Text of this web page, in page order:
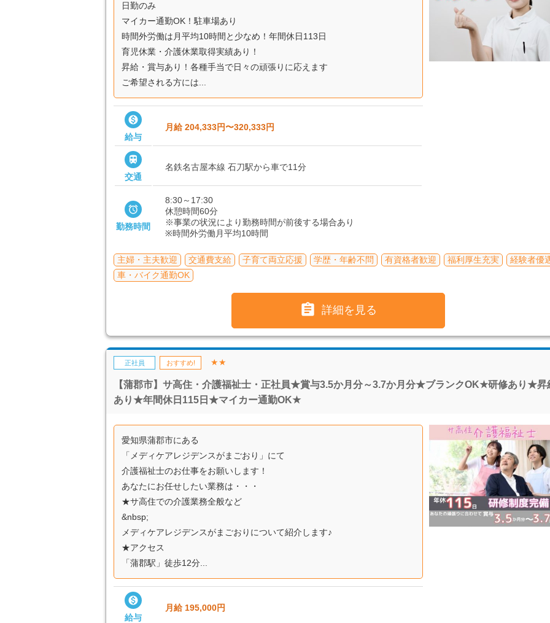
日勤のみ
マイカー通勤OK！駐車場あり
時間外労働は月平均10時間と少なめ！年間休日113日
育児休業・介護休業取得実績あり！
昇給・賞与あり！各種手当で日々の頑張りに応えます
ご希望される方には...

給与
月給 204,333円〜320,333円

交通
名鉄名古屋本線 石刀駅から車で11分

勤務時間
8:30～17:30
休憩時間60分
※事業の状況により勤務時間が前後する場合あり
※時間外労働月平均10時間
主婦・主夫歓迎 交通費支給 子育て両立応援 学歴・年齢不問 有資格者歓迎 福利厚生充実
経験者優
車・バイク通勤OK
 詳細を見る
正社員 おすすめ! ★★
【蒲郡市】サ高住・介護福祉士・正社員★賞与3.5か月分～3.7か月分★ブランクOK★研修あり★昇
あり★年間休日115日★マイカー通勤OK★
愛知県蒲郡市にある
「メディケアレジデンスがまごおり」にて
介護福祉士のお仕事をお願いします！
あなたにお任せしたい業務は・・・
★サ高住での介護業務全般など
&nbsp;
メディケアレジデンスがまごおりについて紹介します♪
★アクセス
「蒲郡駅」徒歩12分...

給与
月給 195,000円